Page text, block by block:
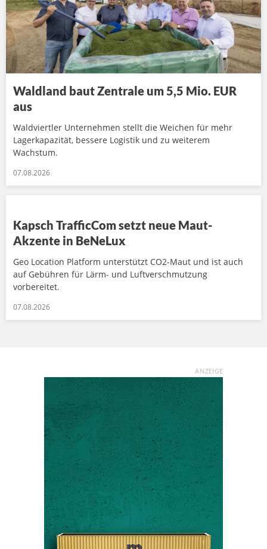
Waldland baut Zentrale um 5,5 Mio. EUR
aus
Waldviertler Unternehmen stellt die Weichen für mehr
Lagerkapazität, bessere Logistik und zu weiterem
Wachstum.
07.08.2026
Kapsch TrafficCom setzt neue Maut-
Akzente in BeNeLux
Geo Location Platform unterstützt CO2-Maut und ist auch
auf Gebühren für Lärm- und Luftverschmutzung
vorbereitet.
07.08.2026
ANZEIGE